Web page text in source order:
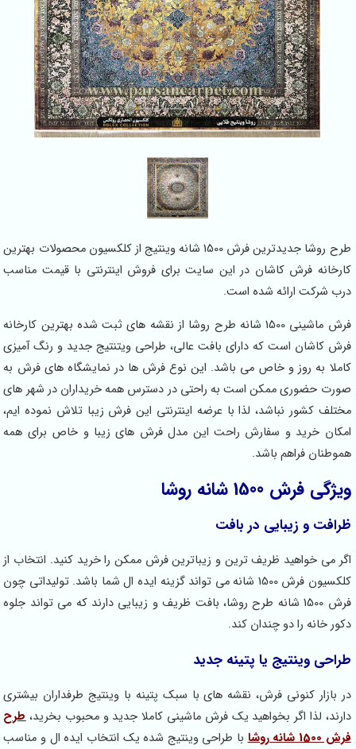
طرح روشا جدیدترین فرش 1500 شانه وینتیج از کلکسیون محصولات بهترین
کارخانه فرش کاشان در این سایت برای فروش اینترنتی با قیمت مناسب
درب شرکت ارائه شده است.
فرش ماشینی 1500 شانه طرح روشا از نقشه های ثبت شده بهترین کارخانه
فرش کاشان است که دارای بافت عالی، طراحی ویتنتیج جدید و رنگ آمیزی
کاملا به روز و خاص می باشد. این نوع فرش ها در نمایشگاه های فرش به
صورت حضوری ممکن است به راحتی در دسترس همه خریداران در شهر های
مختلف کشور نباشد، لذا با عرضه اینترنتی این فرش زیبا تلاش نموده ایم،
امکان خرید و سفارش راحت این مدل فرش های زیبا و خاص برای همه
هموطنان فراهم باشد.
ویژگی فرش 1500 شانه روشا
ظرافت و زیبایی در بافت
اگر می خواهید ظریف ترین و زیباترین فرش ممکن را خرید کنید. انتخاب از
کلکسیون فرش 1500 شانه می تواند گزینه ایده ال شما باشد. تولیداتی چون
فرش 1500 شانه طرح روشا، بافت ظریف و زیبایی دارند که می تواند جلوه
دکور خانه را دو چندان کند.
طراحی وینتیج یا پتینه جدید
در بازار کنونی فرش، نقشه های با سبک پتینه با وینتیج طرفداران بیشتری
دارند، لذا اگر بخواهید یک فرش ماشینی کاملا جدید و محبوب بخرید،طرح
فرش 1500 شانه روشا
با طراحی وینتیج شده یک انتخاب ایده ال و مناسب